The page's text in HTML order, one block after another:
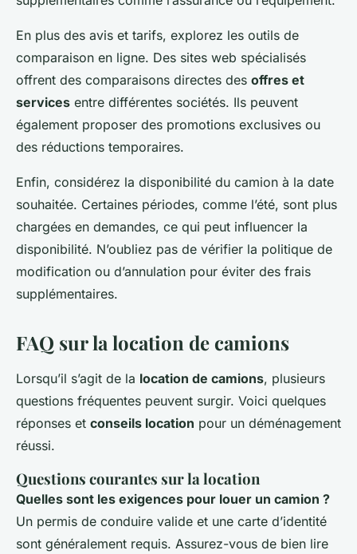
En plus des avis et tarifs, explorez les outils de
comparaison en ligne. Des sites web spécialisés
offrent des comparaisons directes des offres et
services entre différentes sociétés. Ils peuvent
également proposer des promotions exclusives ou
des réductions temporaires.
Enfin, considérez la disponibilité du camion à la date
souhaitée. Certaines périodes, comme l’été, sont plus
chargées en demandes, ce qui peut influencer la
disponibilité. N’oubliez pas de vérifier la politique de
modification ou d’annulation pour éviter des frais
supplémentaires.
FAQ sur la location de camions
Lorsqu’il s’agit de la location de camions, plusieurs
questions fréquentes peuvent surgir. Voici quelques
réponses et conseils location pour un déménagement
réussi.
Questions courantes sur la location
Quelles sont les exigences pour louer un camion ?
Un permis de conduire valide et une carte d’identité
sont généralement requis. Assurez-vous de bien lire